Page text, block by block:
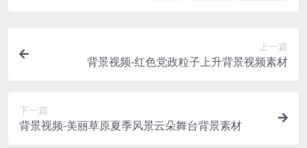
上一篇
背景视频-红色党政粒子上升背景视频素材
下一篇
背景视频-美丽草原夏季风景云朵舞台背景素材